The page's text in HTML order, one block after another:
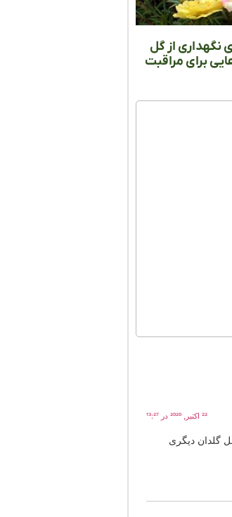
نگهداری از گل
برای مراقبت
22 اکتبر, 2020 در 13:27
گلدان دیگری